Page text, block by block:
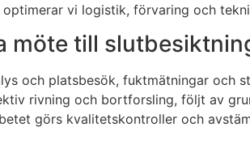
vi logistik, förvaring och
möte till
och platsbesök, fuktmätningar
rivning och bortforsling, följt av
görs kvalitetskontroller och